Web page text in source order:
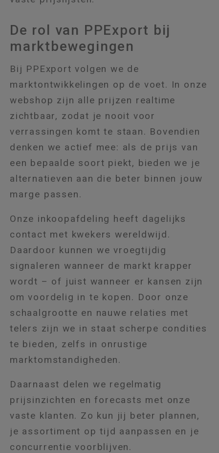
De rol van PPExport bij
marktbewegingen
Bij PPExport volgen we de
marktontwikkelingen op de voet. In onze
webshop zijn alle prijzen realtime
zichtbaar, zodat je nooit voor
verrassingen komt te staan. Bovendien
denken we actief mee: als de prijs van
een bepaalde soort piekt, bieden we je
alternatieven aan die beter binnen jouw
marge passen.
Onze inkoopafdeling heeft dagelijks
contact met kwekers wereldwijd.
Daardoor kunnen we vroegtijdig
signaleren wanneer de markt krapper
wordt – of juist wanneer er kansen zijn
om voordelig in te kopen. Door onze
schaalgrootte en nauwe relaties met
telers zijn we in staat scherpe condities
te bieden, zelfs in onrustige
marktomstandigheden.
Daarnaast delen we regelmatig
prijsinzichten en forecasts met onze
vaste klanten. Zo kun jij beter plannen,
je assortiment op tijd aanpassen en je
concurrentie voorblijven.